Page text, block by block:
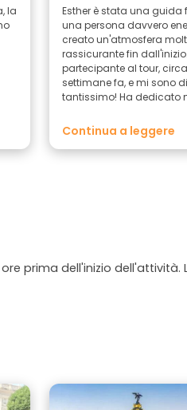
la
Esther è stata una guida
una persona davvero
creato un'atmosfera
rassicurante fin dall'inizio. Ero l'unica
partecipante al tour,
settimane fa, e mi sono
tantissimo! Ha dedicato
capisce che è molto
arte (di strada) e anche
aggiornata. Durante il tour abbiamo
se state pensando di
Continua a leggere
prima dell'inizio